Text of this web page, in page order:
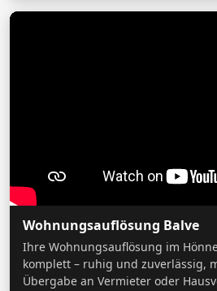
Wohnungsauflösung Balve
Ihre Wohnungsauflösung im
komplett – ruhig und zuverlässig,
Übergabe an Vermieter oder